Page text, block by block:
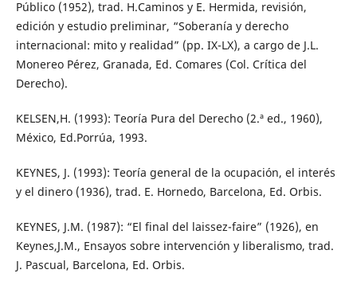
Público (1952), trad. H.Caminos y E. Hermida, revisión,
edición y estudio preliminar, “Soberanía y derecho
internacional: mito y realidad” (pp. IX-LX), a cargo de J.L.
Monereo Pérez, Granada, Ed. Comares (Col. Crítica del
Derecho).
KELSEN,H. (1993): Teoría Pura del Derecho (2.ª ed., 1960),
México, Ed.Porrúa, 1993.
KEYNES, J. (1993): Teoría general de la ocupación, el interés
y el dinero (1936), trad. E. Hornedo, Barcelona, Ed. Orbis.
KEYNES, J.M. (1987): “El final del laissez-faire” (1926), en
Keynes,J.M., Ensayos sobre intervención y liberalismo, trad.
J. Pascual, Barcelona, Ed. Orbis.